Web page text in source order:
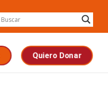
Quiero Donar